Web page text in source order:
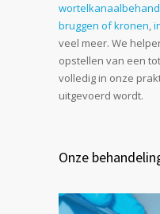
bruggen of kronen,
veel meer. We
opstellen van een
volledig in onze
uitgevoerd wordt.
Onze